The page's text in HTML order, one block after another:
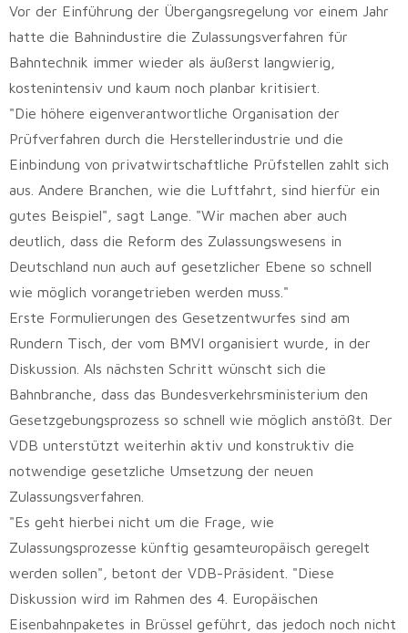
Vor der Einführung der Übergangsregelung vor einem Jahr
hatte die Bahnindustire die Zulassungsverfahren für
Bahntechnik immer wieder als äußerst langwierig,
kostenintensiv und kaum noch planbar kritisiert.
"Die höhere eigenverantwortliche Organisation der
Prüfverfahren durch die Herstellerindustrie und die
Einbindung von privatwirtschaftliche Prüfstellen zahlt sich
aus. Andere Branchen, wie die Luftfahrt, sind hierfür ein
gutes Beispiel", sagt Lange. "Wir machen aber auch
deutlich, dass die Reform des Zulassungswesens in
Deutschland nun auch auf gesetzlicher Ebene so schnell
wie möglich vorangetrieben werden muss."
Erste Formulierungen des Gesetzentwurfes sind am
Rundern Tisch, der vom BMVI organisiert wurde, in der
Diskussion. Als nächsten Schritt wünscht sich die
Bahnbranche, dass das Bundesverkehrsministerium den
Gesetzgebungsprozess so schnell wie möglich anstößt. Der
VDB unterstützt weiterhin aktiv und konstruktiv die
notwendige gesetzliche Umsetzung der neuen
Zulassungsverfahren.
"Es geht hierbei nicht um die Frage, wie
Zulassungsprozesse künftig gesamteuropäisch geregelt
werden sollen", betont der VDB-Präsident. "Diese
Diskussion wird im Rahmen des 4. Europäischen
Eisenbahnpaketes in Brüssel geführt, das jedoch noch nicht